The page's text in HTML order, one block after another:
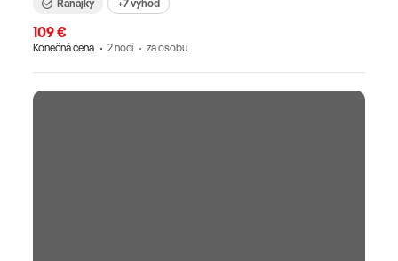
Raňajky +7 výhod
109 €
Konečná cena 2 nocí za osobu